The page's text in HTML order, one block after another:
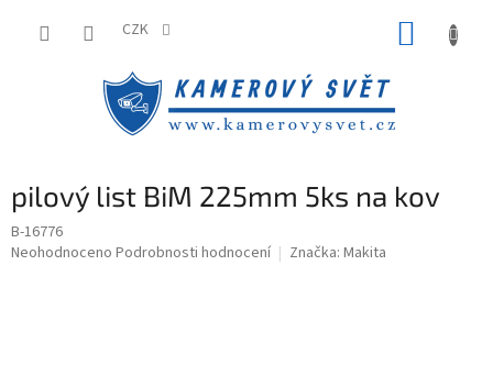
CZK
pilový list BiM 225mm 5ks na kov
B-16776
Průměrné
Neohodnoceno Podrobnosti hodnocení Značka: Makita